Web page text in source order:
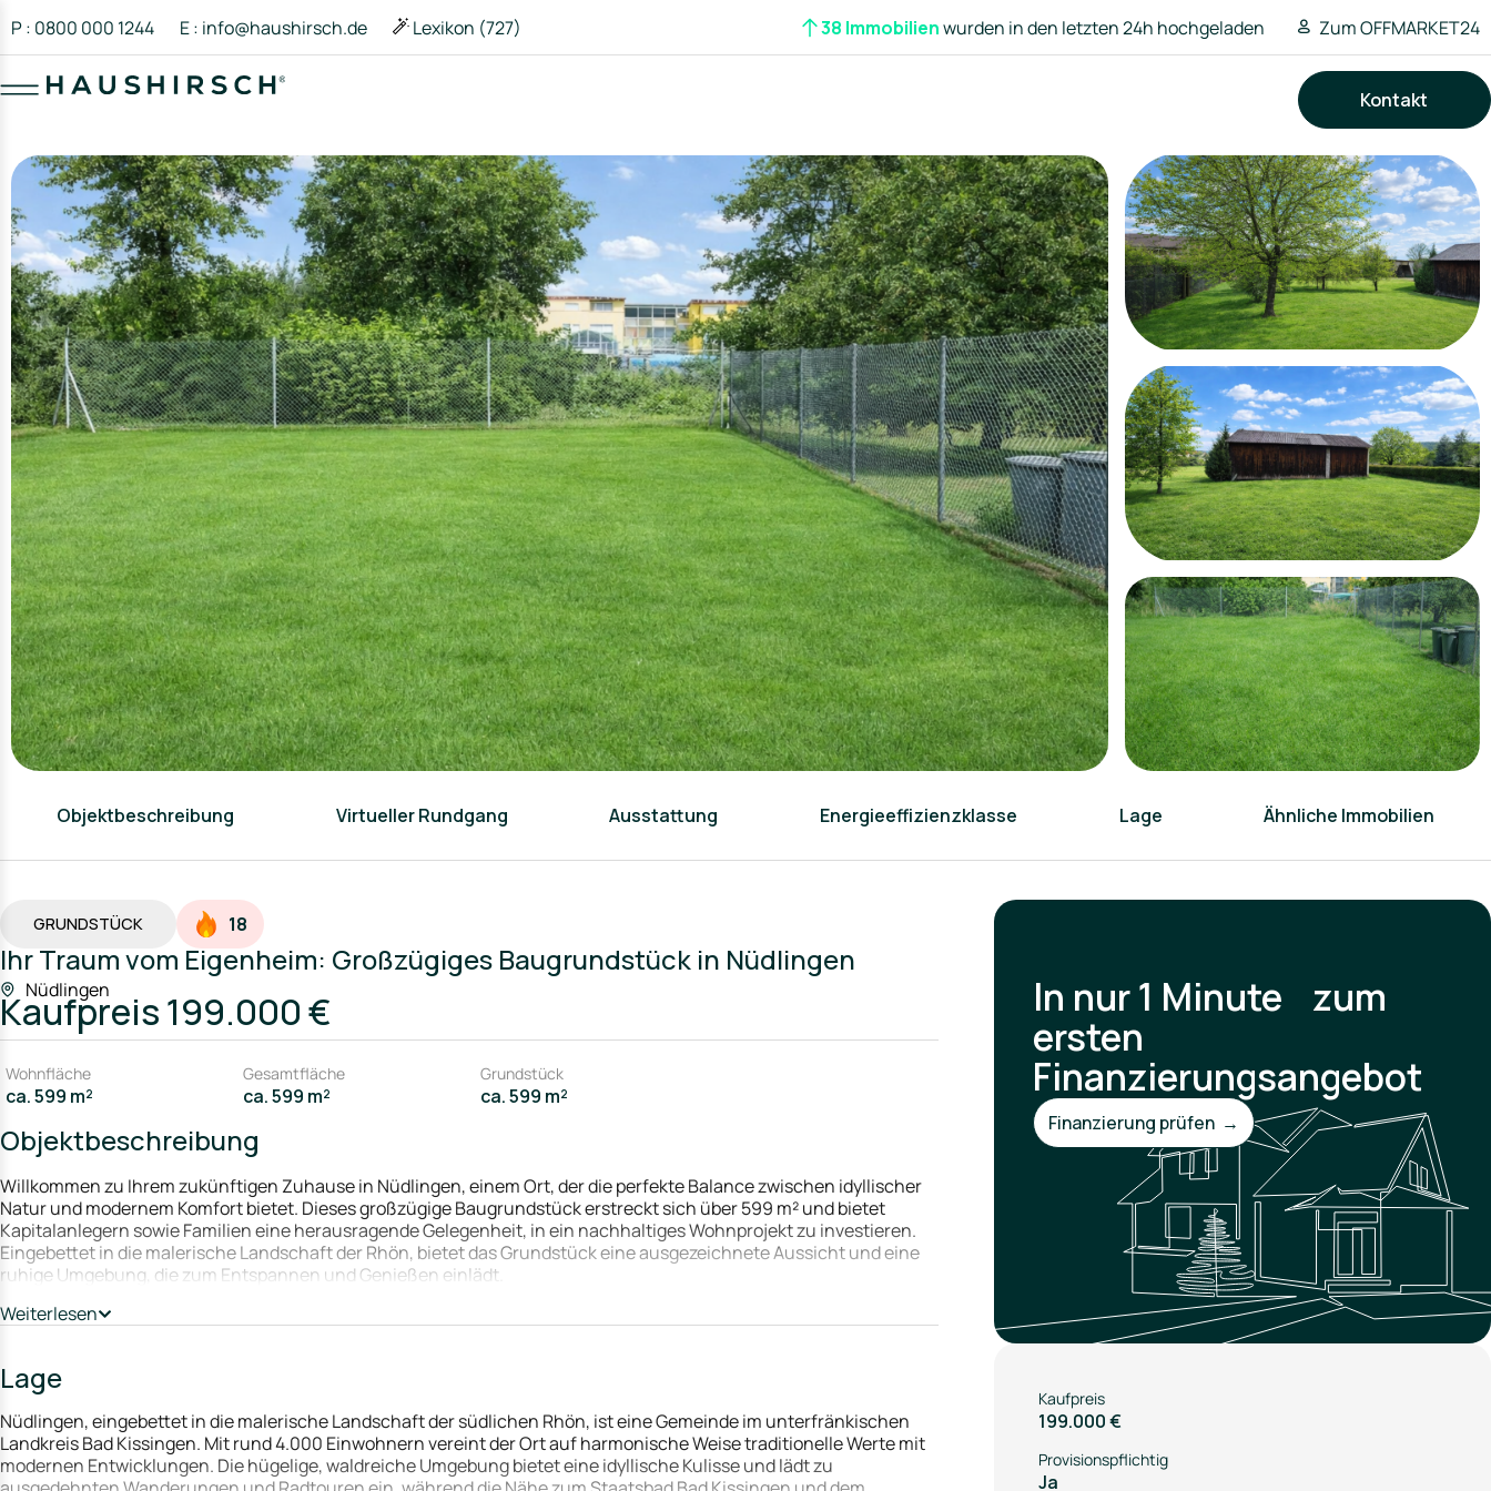
P : 0800 000 1244 E : info@haushirsch.de Lexikon (727) 38 Immobilienwurden in den letzten 24h hochgeladen Zum OFFMARKET24
Kontakt
Objektbeschreibung Virtueller Rundgang Ausstattung Energieeffizienzklasse Lage Ähnliche Immobilien
GRUNDSTÜCK 18
Ihr Traum vom Eigenheim: Großzügiges Baugrundstück in Nüdlingen
Nüdlingen
Kaufpreis199.000 €
Wohnfläche
ca. 599 m²
Gesamtfläche
ca. 599 m²
Grundstück
ca. 599 m²
Objektbeschreibung
Willkommen zu Ihrem zukünftigen Zuhause in Nüdlingen, einem Ort, der die perfekte Balance zwischen idyllischer
Natur und modernem Komfort bietet. Dieses großzügige Baugrundstück erstreckt sich über 599 m² und bietet
Kapitalanlegern sowie Familien eine herausragende Gelegenheit, in ein nachhaltiges Wohnprojekt zu investieren.
Eingebettet in die malerische Landschaft der Rhön, bietet das Grundstück eine ausgezeichnete Aussicht und eine
ruhige Umgebung, die zum Entspannen und Genießen einlädt.
Die sorgfältig geplante Raumaufteilung ermöglicht es Ihnen, Ihre individuellen Wohnträume zu verwirklichen. Ob
natürliches Licht taucht und eine einladende Atmosphäre schafft.
Das Grundstück liegt in einem Bereich, der durch seine nachhaltige Entwicklung besticht. Geplant sind Gebäude,
die durch den Einsatz modernster Technologien in puncto Energieeffizienz und Umweltfreundlichkeit Maßstäbe
setzen. Diese Eigenschaften fördern nicht nur den nachhaltigen Betrieb, sondern bieten auch Zugang zu
attraktiven Fördermöglichkeiten für klimafreundliches Bauen. So stellt dieses Baugrundstück eine Investition in die
Weiterlesen
Lage
Nüdlingen, eingebettet in die malerische Landschaft der südlichen Rhön, ist eine Gemeinde im unterfränkischen
Landkreis Bad Kissingen. Mit rund 4.000 Einwohnern vereint der Ort auf harmonische Weise traditionelle Werte mit
modernen Entwicklungen. Die hügelige, waldreiche Umgebung bietet eine idyllische Kulisse und lädt zu
In nur 1 Minute zum
ersten
Finanzierungsangebot
Finanzierung prüfen →
Kaufpreis
199.000 €
Provisionspflichtig
Ja